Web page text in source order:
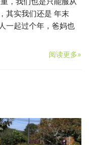
其实我们还是 年末
一起过个年，爸妈也
阅读更多»